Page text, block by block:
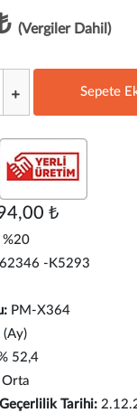
(Vergiler Dahil)
Sepete
₺
%20
62346 -K5293
PM-X364
(Ay)
52,4
Orta
Tarihi: